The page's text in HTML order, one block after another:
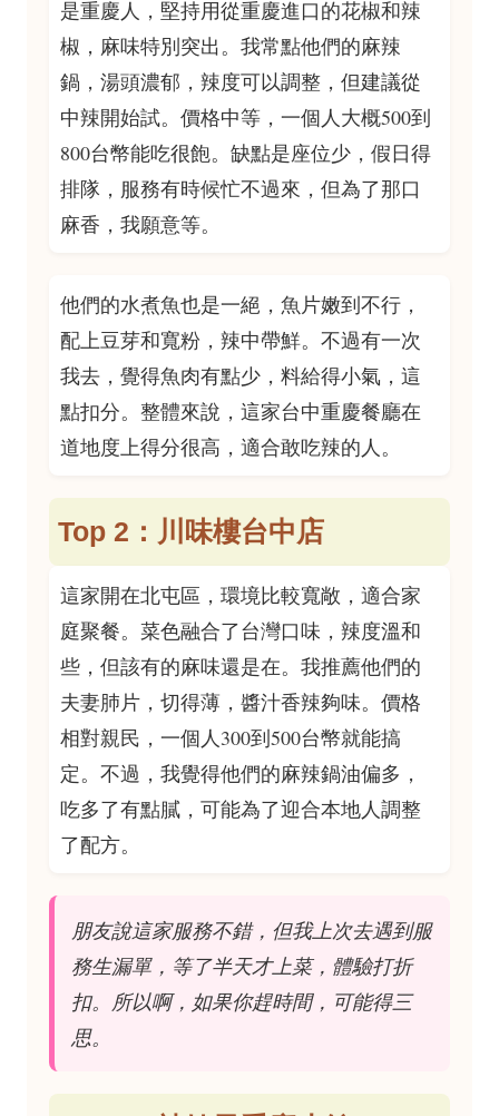
是重慶人，堅持用從重慶進口的花椒和辣
椒，麻味特別突出。我常點他們的麻辣
鍋，湯頭濃郁，辣度可以調整，但建議從
中辣開始試。價格中等，一個人大概500到
800台幣能吃很飽。缺點是座位少，假日得
排隊，服務有時候忙不過來，但為了那口
麻香，我願意等。
他們的水煮魚也是一絕，魚片嫩到不行，
配上豆芽和寬粉，辣中帶鮮。不過有一次
我去，覺得魚肉有點少，料給得小氣，這
點扣分。整體來說，這家台中重慶餐廳在
道地度上得分很高，適合敢吃辣的人。
Top 2：川味樓台中店
這家開在北屯區，環境比較寬敞，適合家
庭聚餐。菜色融合了台灣口味，辣度溫和
些，但該有的麻味還是在。我推薦他們的
夫妻肺片，切得薄，醬汁香辣夠味。價格
相對親民，一個人300到500台幣就能搞
定。不過，我覺得他們的麻辣鍋油偏多，
吃多了有點膩，可能為了迎合本地人調整
了配方。
朋友說這家服務不錯，但我上次去遇到服
務生漏單，等了半天才上菜，體驗打折
扣。所以啊，如果你趕時間，可能得三
思。